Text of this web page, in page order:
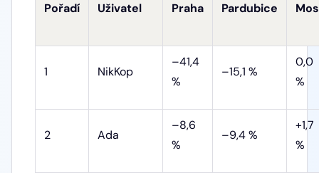
Pořadí Uživatel Praha Pardubice
1 NikKop
–41,4
%
–15,1 %
0,0
%
2 Ada
–8,6
%
–9,4 %
+1,7
%